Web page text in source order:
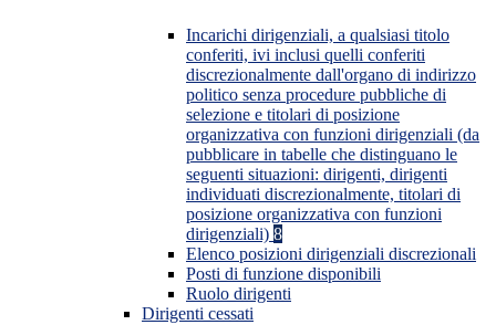
Incarichi dirigenziali, a qualsiasi titolo
conferiti, ivi inclusi quelli conferiti
discrezionalmente dall'organo di indirizzo
politico senza procedure pubbliche di
selezione e titolari di posizione
organizzativa con funzioni dirigenziali (da
pubblicare in tabelle che distinguano le
seguenti situazioni: dirigenti, dirigenti
individuati discrezionalmente, titolari di
posizione organizzativa con funzioni
dirigenziali) 8
Elenco posizioni dirigenziali discrezionali
Posti di funzione disponibili
Ruolo dirigenti
Dirigenti cessati